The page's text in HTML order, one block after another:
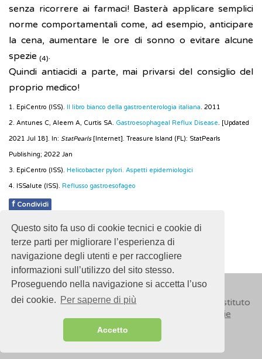
Questo sito fa uso di cookie tecnici e cookie di
terze parti per migliorare l’esperienza di
navigazione degli utenti e per raccogliere
informazioni sull’utilizzo del sito stesso.
Proseguendo nella navigazione si accetta l’uso
dei cookie. Per saperne di più
Accetto
senza ricorrere ai farmaci! Basterà applicare semplici
norme comportamentali come, ad esempio, anticipare
la cena, aumentare le ore di sonno o evitare alcune
spezie (4).
Quindi antiacidi a parte, mai privarsi del consiglio del
proprio medico!
1. EpiCentro (ISS). Il libro bianco della gastroenterologia italiana. 2011
2. Antunes C, Aleem A, Curtis SA. Gastroesophageal Reflux Disease. [Updated
2021 Jul 18]. In: StatPearls[Internet]. Treasure Island (FL): StatPearls
Publishing; 2022 Jan
3. EpiCentro (ISS). Helicobacter pylori. Aspetti epidemiologici
4. ISSalute (ISS). Reflusso gastroesofageo
f Condividi
Pubblicato: 10 Maggio 2018
© 2018ISSalute - Sito sviluppato e gestito dall’Istituto
Cookie